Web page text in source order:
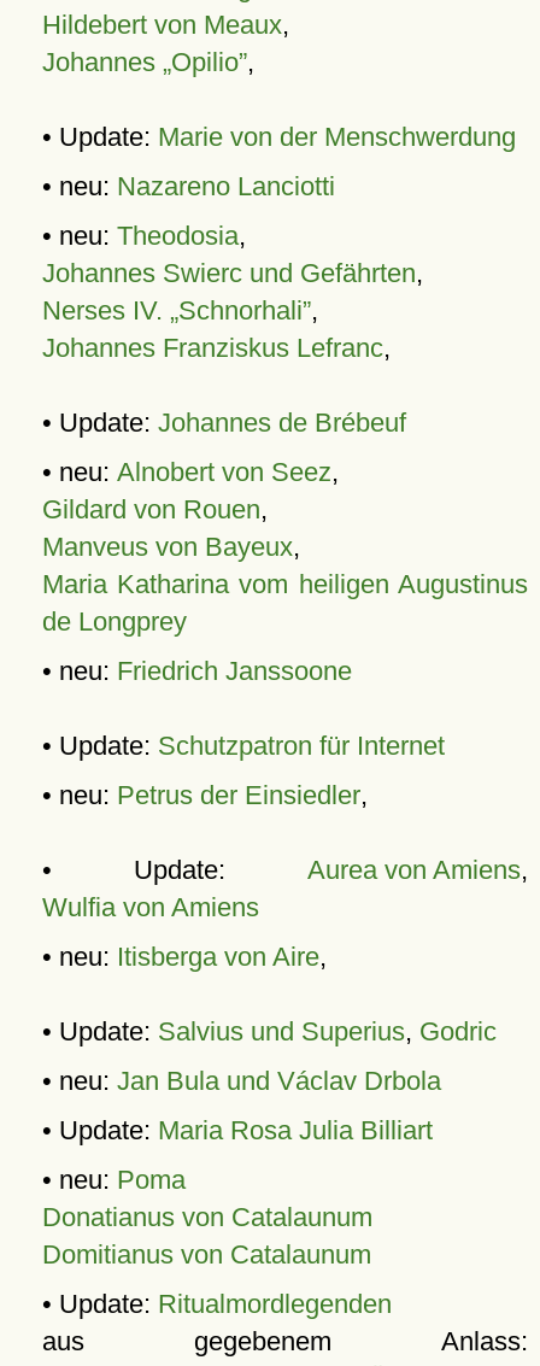
Hildebert von Meaux,
Johannes „Opilio”,
• Update: Marie von der Menschwerdung
• neu: Nazareno Lanciotti
• neu: Theodosia,
Johannes Swierc und Gefährten,
Nerses IV. „Schnorhali”,
Johannes Franziskus Lefranc,
• Update: Johannes de Brébeuf
• neu: Alnobert von Seez,
Gildard von Rouen,
Manveus von Bayeux,
Maria Katharina vom heiligen Augustinus
de Longprey
• neu: Friedrich Janssoone
• Update: Schutzpatron für Internet
• neu: Petrus der Einsiedler,
• Update: Aurea von Amiens,
Wulfia von Amiens
• neu: Itisberga von Aire,
• Update: Salvius und Superius, Godric
• neu: Jan Bula und Václav Drbola
• Update: Maria Rosa Julia Billiart
• neu: Poma
Donatianus von Catalaunum
Domitianus von Catalaunum
• Update: Ritualmordlegenden
aus gegebenem Anlass: